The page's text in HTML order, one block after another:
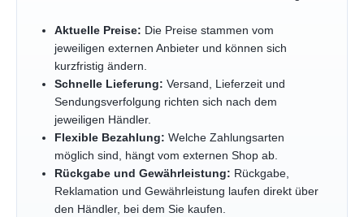
Aktuelle Preise: Die Preise stammen vom
jeweiligen externen Anbieter und können sich
kurzfristig ändern.
Schnelle Lieferung: Versand, Lieferzeit und
Sendungsverfolgung richten sich nach dem
jeweiligen Händler.
Flexible Bezahlung: Welche Zahlungsarten
möglich sind, hängt vom externen Shop ab.
Rückgabe und Gewährleistung: Rückgabe,
Reklamation und Gewährleistung laufen direkt über
den Händler, bei dem Sie kaufen.